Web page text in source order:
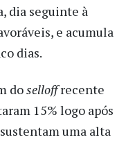
dia seguinte à
e acumula
dias.
doselloffrecente
15% logo após
uma alta